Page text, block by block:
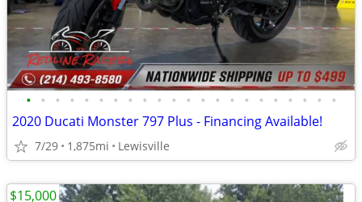
• • • • • • • • • • • • • • • • • • • • • •
2020 Ducati Monster 797 Plus - Financing Available!
7/29 1,875mi Lewisville
$15,000